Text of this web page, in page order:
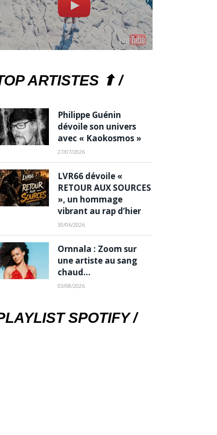
ARTISTES ⬆ /
Philippe Guénin
dévoile son univers
avec « Kaokosmos »
27/07/2026
LVR66 dévoile «
RETOUR AUX SOURCES
», un hommage
vibrant au rap d’hier
30/06/2026
Ornnala : Zoom sur
une artiste au sang
chaud…
03/08/2026
SPOTIFY /